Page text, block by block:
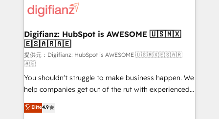
for you and execute it on HubSpot. We are on the
framework, meaning we've been accredited by
HubSpot and vetted by the CCS, which means we
can support public sector companies as well the
other ones listed in our profile. Our services: -
HubSpot implementation - HubSpot CMS website
build We can do lots of things. But everything we do
is there for you to: - Grow revenue, and run your
business more efficiently - Build stronger
Digifianz: HubSpot is AWESOME 🇺🇸🇲🇽
🇪🇸🇦🇷🇦🇪
提供元：Digifianz: HubSpot is AWESOME 🇺🇸🇲🇽🇪🇸🇦🇷
🇦🇪
You shouldn't struggle to make business happen. We
help companies get out of the rut with experienced,
process-oriented teams implementing HubSpot
Marketing, Sales, Service, CMS and Operations Hub,
Elite4.9